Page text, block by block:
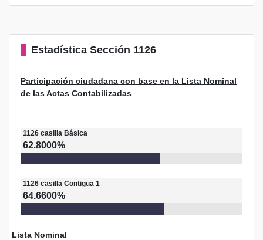
Estadística Sección 1126
Participación ciudadana con base en la Lista Nominal
de las Actas Contabilizadas
1126 casilla Básica
62.8000%
1126 casilla Contigua 1
64.6600%
Lista Nominal